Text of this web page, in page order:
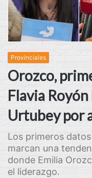
Provinciales
Orozco,
Flavia
Urtubey por
Los primeros
marcan una
donde Emilia
el liderazgo.